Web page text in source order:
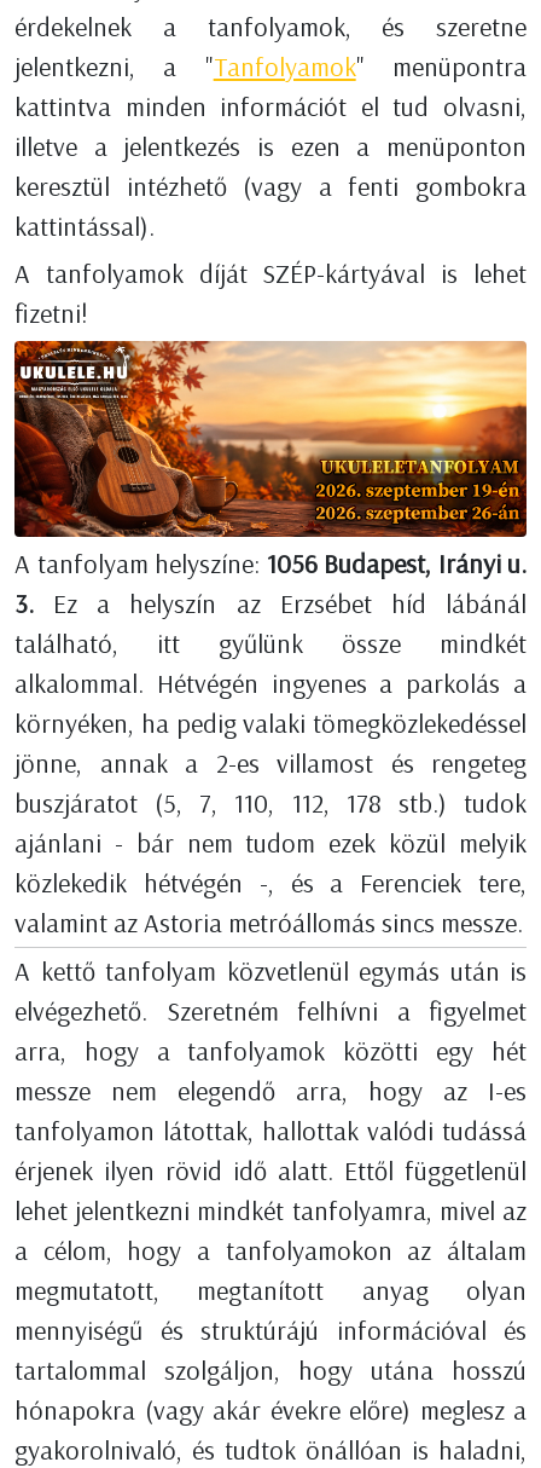
érdekelnek a tanfolyamok, és szeretne
jelentkezni, a "Tanfolyamok" menüpontra
kattintva minden információt el tud olvasni,
illetve a jelentkezés is ezen a menüponton
keresztül intézhető (vagy a fenti gombokra
kattintással).
A tanfolyamok díját SZÉP-kártyával is lehet
fizetni!
A tanfolyam helyszíne: 1056 Budapest, Irányi u.
3. Ez a helyszín az Erzsébet híd lábánál
található, itt gyűlünk össze mindkét
alkalommal. Hétvégén ingyenes a parkolás a
környéken, ha pedig valaki tömegközlekedéssel
jönne, annak a 2-es villamost és rengeteg
buszjáratot (5, 7, 110, 112, 178 stb.) tudok
ajánlani - bár nem tudom ezek közül melyik
közlekedik hétvégén -, és a Ferenciek tere,
valamint az Astoria metróállomás sincs messze.
A kettő tanfolyam közvetlenül egymás után is
elvégezhető. Szeretném felhívni a figyelmet
arra, hogy a tanfolyamok közötti egy hét
messze nem elegendő arra, hogy az I-es
tanfolyamon látottak, hallottak valódi tudássá
érjenek ilyen rövid idő alatt. Ettől függetlenül
lehet jelentkezni mindkét tanfolyamra, mivel az
a célom, hogy a tanfolyamokon az általam
megmutatott, megtanított anyag olyan
mennyiségű és struktúrájú információval és
tartalommal szolgáljon, hogy utána hosszú
hónapokra (vagy akár évekre előre) meglesz a
gyakorolnivaló, és tudtok önállóan is haladni,